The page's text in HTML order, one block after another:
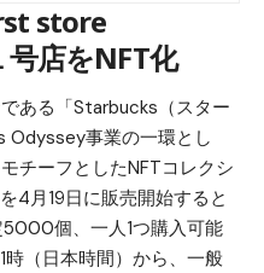
store
店をNFT化
ある「Starbucks（スター
Odyssey事業の一環とし
チーフとしたNFTコレクシ
4月19日に販売開始すると
個、一人1つ購入可能
（日本時間）から、一般